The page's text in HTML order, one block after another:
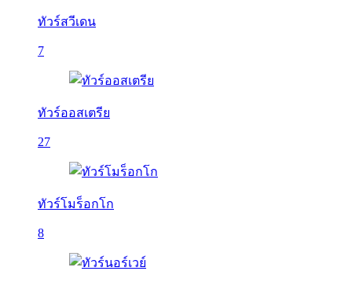
ทัวร์สวีเดน
7
ทัวร์ออสเตรีย
27
ทัวร์โมร็อกโก
8